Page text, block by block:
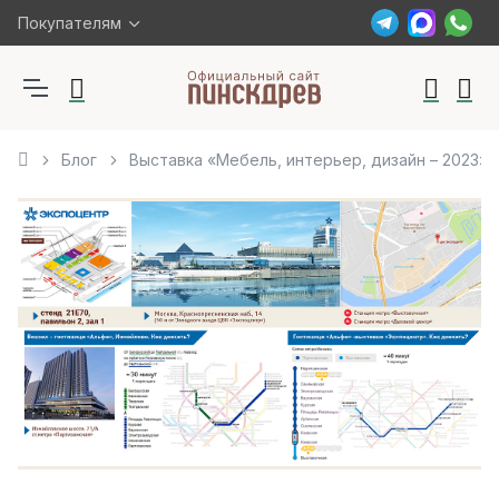
Покупателям
Блог Выставка «Мебель, интерьер, дизайн – 2023»